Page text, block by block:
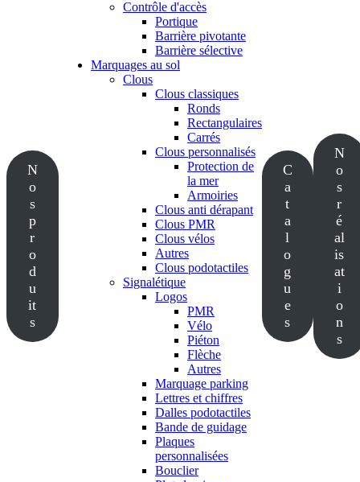
N
o
s
p
r
o
d
u
it
s
Contrôle d'accès
Portique
Barrière pivotante
Barrière sélective
Marquages au sol
Clous
Clous classiques
Ronds
Rectangulaires
Carrés
Clous personnalisés
Protection de
la mer
Armoiries
Clous anti dérapant
Clous PMR
Clous vélos
Autres
Clous podotactiles
Signalétique
Logos
PMR
Vélo
Piéton
Flèche
Autres
Marquage parking
Lettres et chiffres
Dalles podotactiles
Bande de guidage
Plaques
personnalisées
Bouclier
C
a
t
a
l
o
g
u
e
s
N
o
s
r
é
al
is
at
i
o
n
s